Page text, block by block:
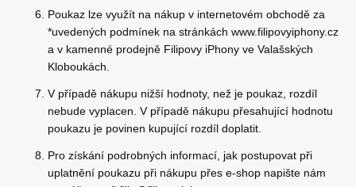
Poukaz lze využít na nákup v internetovém obchodě za
*uvedených podmínek na stránkách www.filipovyiphony.cz
a v kamenné prodejně Filipovy iPhony ve Valašských
Kloboukách.
V případě nákupu nižší hodnoty, než je poukaz, rozdíl
nebude vyplacen. V případě nákupu přesahující hodnotu
poukazu je povinen kupující rozdíl doplatit.
Pro získání podrobných informací, jak postupovat při
uplatnění poukazu při nákupu přes e-shop napište nám